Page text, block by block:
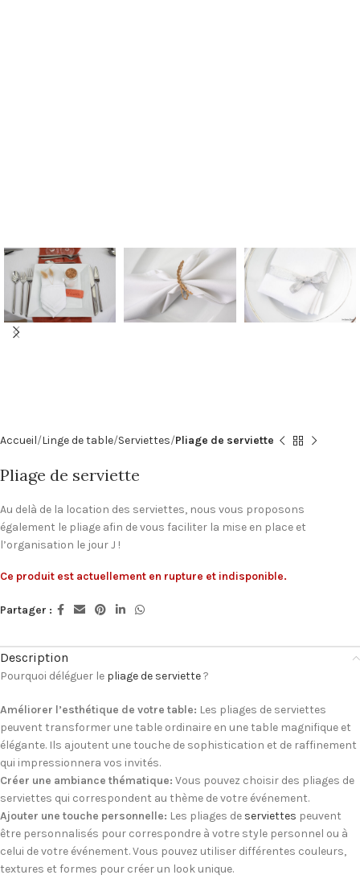
Accueil Linge de table Serviettes Pliage de serviette
Pliage de serviette
Au delà de la location des serviettes, nous vous proposons
également le pliage afin de vous faciliter la mise en place et
l’organisation le jour J !
Ce produit est actuellement en rupture et indisponible.
Partager :
Description
Pourquoi déléguer le pliage de serviette?
Améliorer l’esthétique de votre table: Les pliages de serviettes
peuvent transformer une table ordinaire en une table magnifique et
élégante. Ils ajoutent une touche de sophistication et de raffinement
qui impressionnera vos invités.
Créer une ambiance thématique: Vous pouvez choisir des pliages de
serviettes qui correspondent au thème de votre événement.
Ajouter une touche personnelle: Les pliages de serviettes peuvent
être personnalisés pour correspondre à votre style personnel ou à
celui de votre événement. Vous pouvez utiliser différentes couleurs,
textures et formes pour créer un look unique.